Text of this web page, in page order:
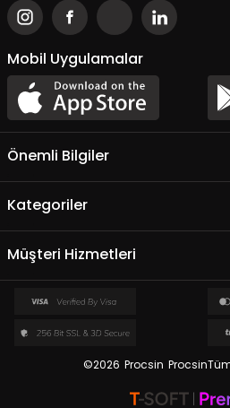
Mobil Uygulamalar
Önemli Bilgiler
Kategoriler
Müşteri Hizmetleri
©2026 Procsin